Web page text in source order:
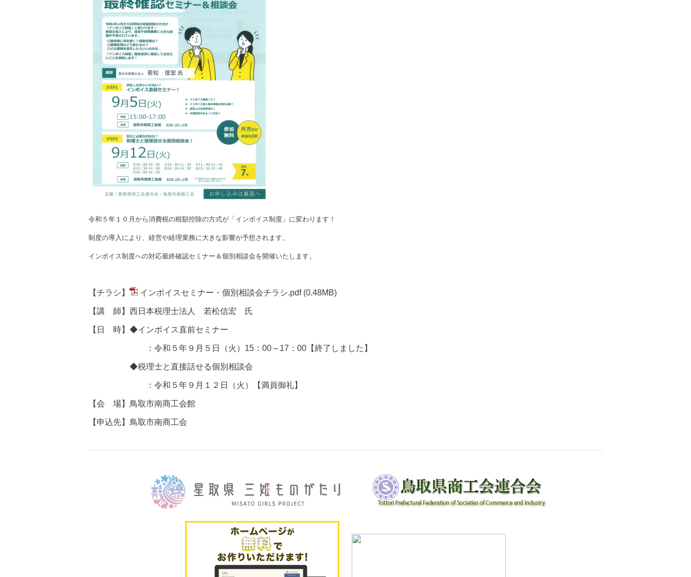
令和５年１０月から消費税の税額控除の方式が「インボイス制度」に変わります！
制度の導入により、経営や経理業務に大きな影響が予想されます。
インボイス制度への対応最終確認セミナー＆個別相談会を開催いたします。
【チラシ】 インボイスセミナー・個別相談会チラシ.pdf(0.48MB)
【講 師】西日本税理士法人 若松信宏 氏
【日 時】◆インボイス直前セミナー
：令和５年９月５日（火）15：00～17：00【終了しました】
◆税理士と直接話せる個別相談会
：令和５年９月１２日（火）【満員御礼】
【会 場】鳥取市南商工会館
【申込先】鳥取市南商工会